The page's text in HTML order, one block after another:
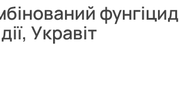
фунгіцид
Укравіт